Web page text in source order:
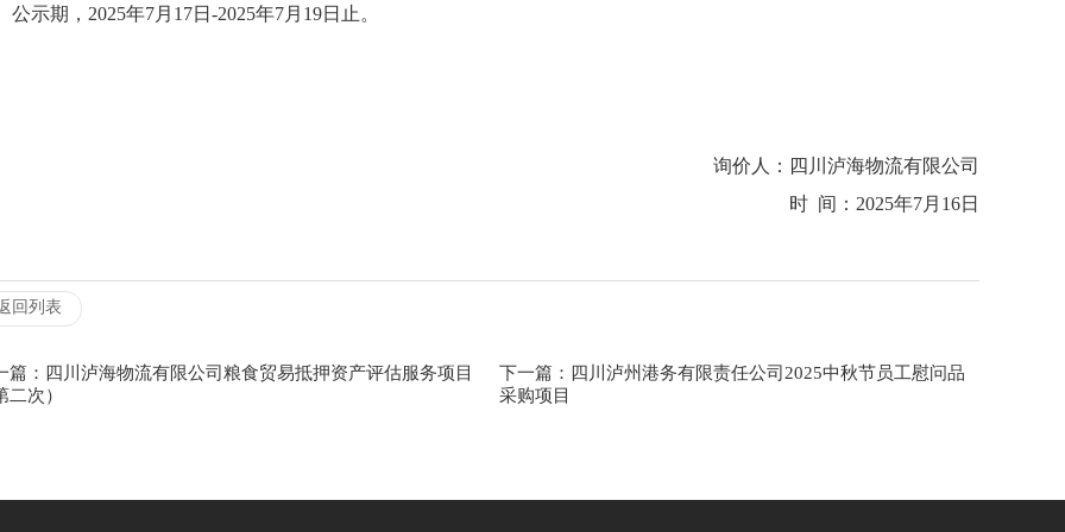
公示期，2025年7月17日-2025年7月19日止。
询价人：四川泸海物流有限公司
时 间：2025年7月16日
回列表
篇：四川泸海物流有限公司粮食贸易抵押资产评估服务项目
二次）
下一篇：四川泸州港务有限责任公司2025中秋节员工慰问品
采购项目